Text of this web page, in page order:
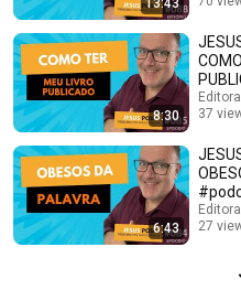
8:30
37
6:43
27